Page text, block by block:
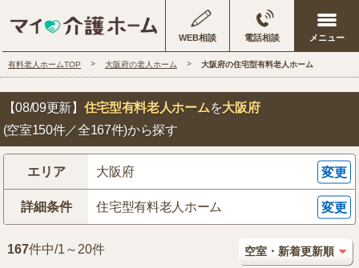
WEB相談 電話相談
有料老人ホームTOP 大阪府の老人ホーム 大阪府の住宅型有料老人ホーム
【08/09更新】 住宅型有料老人ホームを大阪府
(空室150件／全167件)から探す
エリア 大阪府 変更
詳細条件 住宅型有料老人ホーム 変更
167件中/1～20件